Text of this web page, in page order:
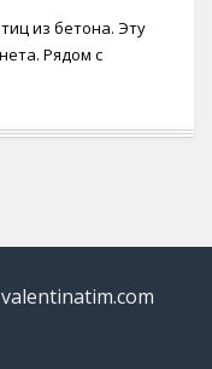
из бетона. Эту
Рядом с